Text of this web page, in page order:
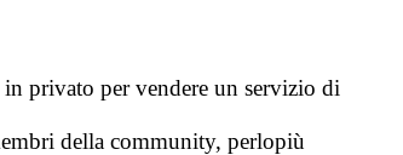
privato per vendere un servizio di
della community, perlopiù